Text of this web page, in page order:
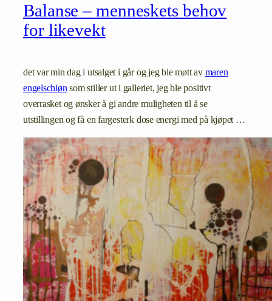
Balanse – menneskets behov
for likevekt
det var min dag i utsalget i går og jeg ble møtt av maren
engelschiønsom stiller ut i galleriet, jeg ble positivt
overrasket og ønsker å gi andre muligheten til å se
utstillingen og få en fargesterk dose energi med på kjøpet …